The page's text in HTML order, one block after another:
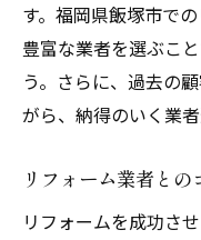
す。福岡県飯塚市で
豊富な業者を選ぶこ
う。さらに、過去の
がら、納得のいく業
リフォーム業者と
リフォームを成功さ